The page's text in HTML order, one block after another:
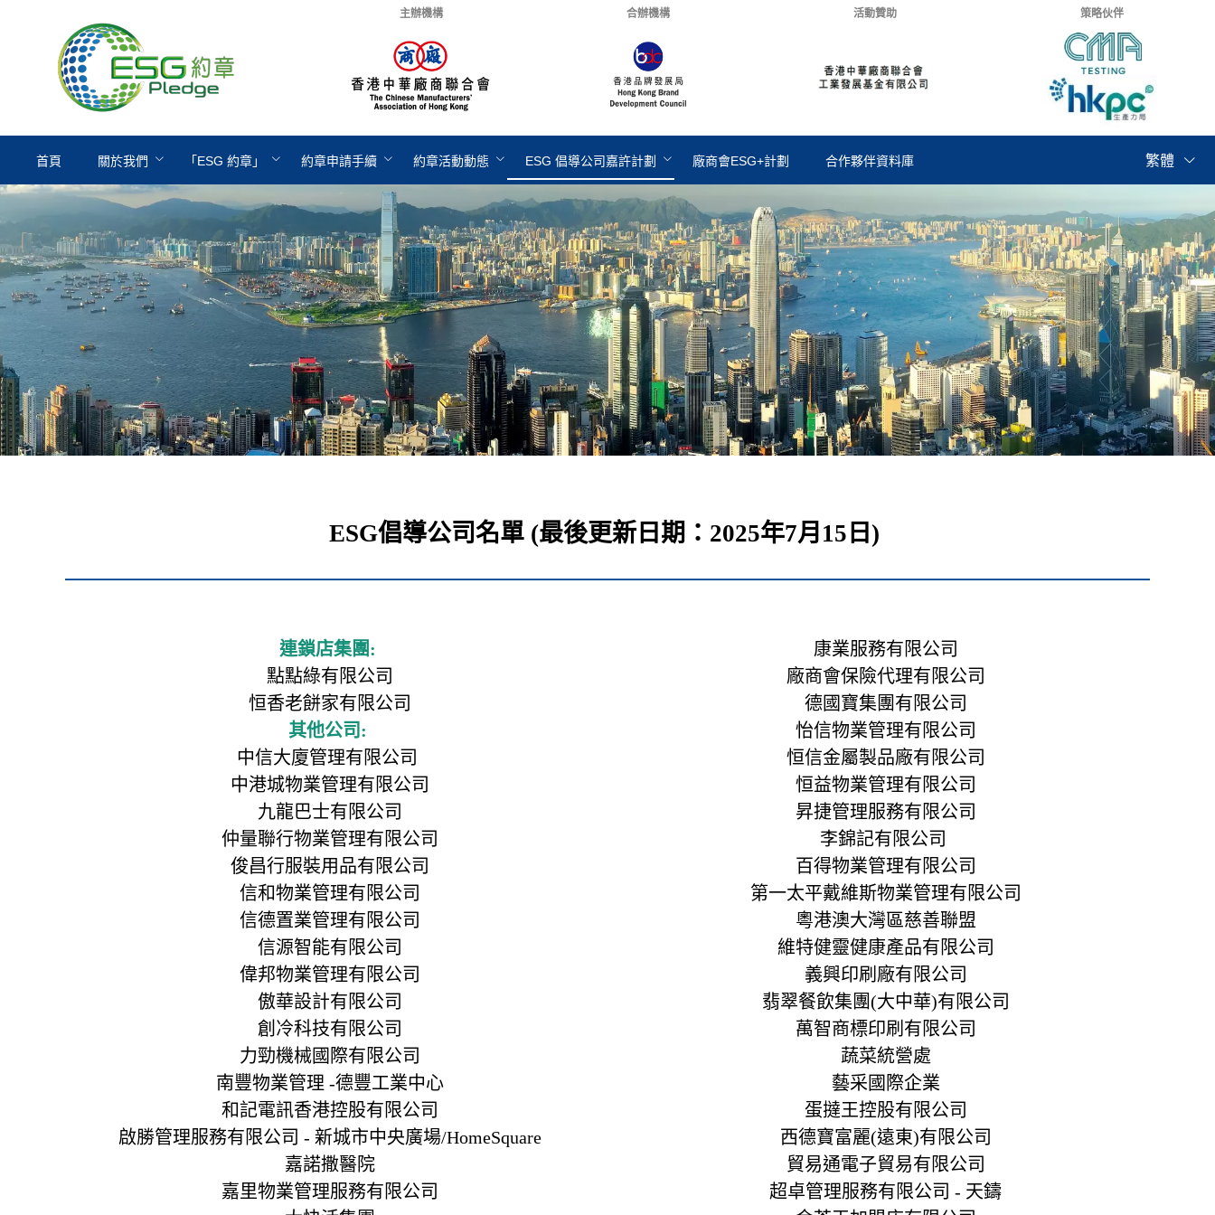
主辦機構 合辦機構 活動贊助 策略伙伴
首頁 關於我們 「ESG 約章」 約章申請手續 約章活動動態 ESG 倡導公司嘉許計劃 廠商會ESG+計劃 合作夥伴資料庫 繁體
ESG倡導公司名單 (最後更新日期：2025年7月15日)
連鎖店集團:
點點綠有限公司
恒香老餅家有限公司
其他公司:
中信大廈管理有限公司
中港城物業管理有限公司
九龍巴士有限公司
仲量聯行物業管理有限公司
俊昌行服裝用品有限公司
信和物業管理有限公司
信德置業管理有限公司
信源智能有限公司
偉邦物業管理有限公司
傲華設計有限公司
創冷科技有限公司
力勁機械國際有限公司
南豐物業管理 -德豐工業中心
和記電訊香港控股有限公司
啟勝管理服務有限公司 - 新城市中央廣場/HomeSquare
嘉諾撒醫院
嘉里物業管理服務有限公司
康業服務有限公司
廠商會保險代理有限公司
德國寶集團有限公司
怡信物業管理有限公司
恒信金屬製品廠有限公司
恒益物業管理有限公司
昇捷管理服務有限公司
李錦記有限公司
百得物業管理有限公司
第一太平戴維斯物業管理有限公司
粵港澳大灣區慈善聯盟
維特健靈健康產品有限公司
義興印刷廠有限公司
翡翠餐飲集團(大中華)有限公司
萬智商標印刷有限公司
蔬菜統營處
藝采國際企業
蛋撻王控股有限公司
西德寶富麗(遠東)有限公司
貿易通電子貿易有限公司
超卓管理服務有限公司 - 天鑄